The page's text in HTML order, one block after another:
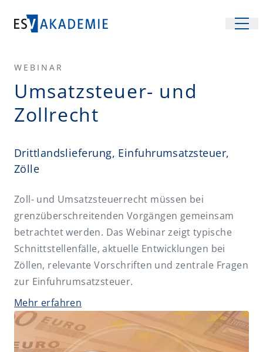
Veranstaltungen
Fachgebiete
Recht
Management und Wirtschaft
Arbeitsrecht
Arbeitsschutz
Energiewirtschaftsrecht
Erbrecht und Nachfolge
Gesellschaftsrecht
Insolvenz- und Sanierungsrecht
Inhouse-Schulungen
Location
Unsere Räume
Räume mieten
Anreise
Virtueller Rundgang
Über uns
Team und Services
Partner
FAQ
Kontakt
Newsletter
WEBINAR
Umsatzsteuer- und
Zollrecht
Drittlandslieferung, Einfuhrumsatzsteuer,
Zölle
Zoll- und Umsatzsteuerrecht müssen bei
grenzüberschreitenden Vorgängen gemeinsam
betrachtet werden. Das Webinar zeigt typische
Schnittstellenfälle, aktuelle Entwicklungen bei
Zöllen, relevante Vorschriften und zentrale Fragen
zur Einfuhrumsatzsteuer.
Mehr erfahren